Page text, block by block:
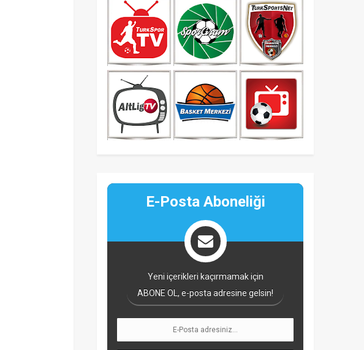
E-Posta Aboneliği
Yeni içerikleri kaçırmamak için
ABONE OL, e-posta adresine gelsin!